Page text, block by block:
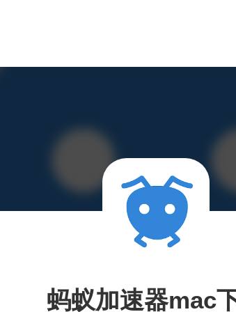
蚂蚁加速器mac